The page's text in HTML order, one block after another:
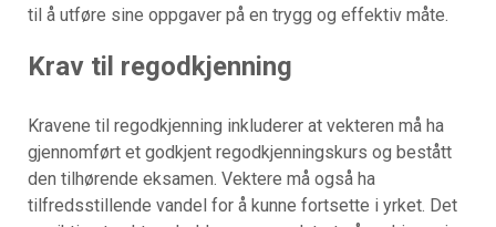
til å utføre sine oppgaver på en trygg og effektiv måte.
Krav til regodkjenning
Kravene til regodkjenning inkluderer at vekteren må ha
gjennomført et godkjent regodkjenningskurs og bestått
den tilhørende eksamen. Vektere må også ha
tilfredsstillende vandel for å kunne fortsette i yrket. Det